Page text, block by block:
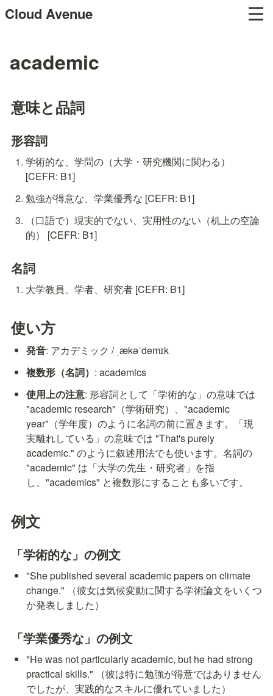
Cloud Avenue
academic
意味と品詞
形容詞
学術的な、学問の（大学・研究機関に関わる）
[CEFR: B1]
勉強が得意な、学業優秀な [CEFR: B1]
（口語で）現実的でない、実用性のない（机上の空論
的） [CEFR: B1]
名詞
大学教員、学者、研究者 [CEFR: B1]
使い方
発音: アカデミック / ˌækəˈdemɪk
複数形（名詞） : academics
使用上の注意: 形容詞として「学術的な」の意味では
"academic research"（学術研究）、"academic
year"（学年度）のように名詞の前に置きます。「現
実離れしている」の意味では "That's purely
academic." のように叙述用法でも使います。名詞の
"academic" は「大学の先生・研究者」を指
し、"academics" と複数形にすることも多いです。
例文
「学術的な」の例文
"She published several academic papers on climate
change." （彼女は気候変動に関する学術論文をいくつ
か発表しました）
「学業優秀な」の例文
"He was not particularly academic, but he had strong
practical skills." （彼は特に勉強が得意ではありません
でしたが、実践的なスキルに優れていました）